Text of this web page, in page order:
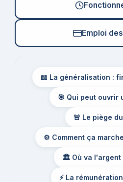
Emploi
📖 La généralisation :
🎯 Qui peut ouvrir
🚨 Le piège
⚙️ Comment ça
🏛️ Où va l'argent
⚡ La